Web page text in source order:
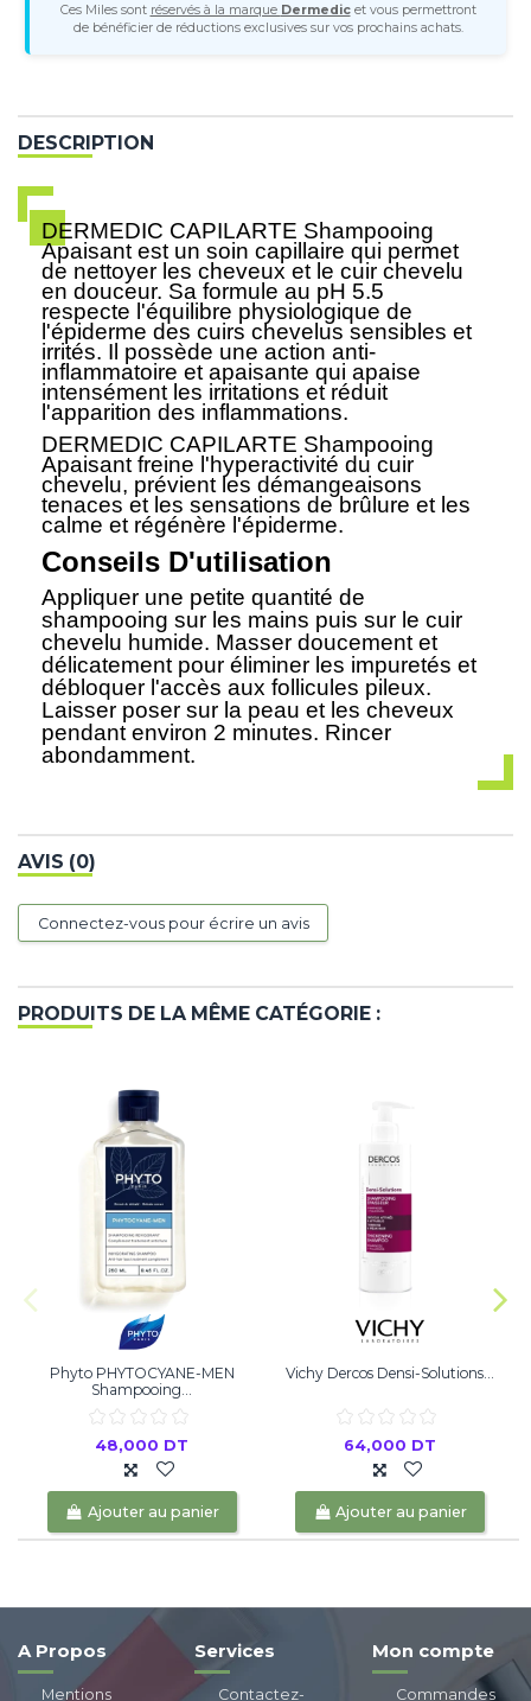
Ces Miles sont réservés à la marque Dermedicet vous permettront
de bénéficier de réductions exclusives sur vos prochains achats.
DESCRIPTION
DERMEDIC CAPILARTE Shampooing
Apaisant est un soin capillaire qui permet
de nettoyer les cheveux et le cuir chevelu
en douceur. Sa formule au pH 5.5
respecte l'équilibre physiologique de
l'épiderme des cuirs chevelus sensibles et
irrités. Il possède une action anti-
inflammatoire et apaisante qui apaise
intensément les irritations et réduit
l'apparition des inflammations.
DERMEDIC CAPILARTE Shampooing
Apaisant freine l'hyperactivité du cuir
chevelu, prévient les démangeaisons
tenaces et les sensations de brûlure et les
calme et régénère l'épiderme.
Conseils D'utilisation
Appliquer une petite quantité de
shampooing sur les mains puis sur le cuir
chevelu humide. Masser doucement et
délicatement pour éliminer les impuretés et
débloquer l'accès aux follicules pileux.
Laisser poser sur la peau et les cheveux
pendant environ 2 minutes. Rincer
abondamment.
AVIS (0)
Connectez-vous pour écrire un avis
PRODUITS DE LA MÊME CATÉGORIE :
Phyto PHYTOCYANE-MEN
Shampooing...
48,000 DT
Ajouter au panier
Vichy Dercos Densi-Solutions...
64,000 DT
Ajouter au panier
A Propos
Mentions
Services
Contactez-
Mon compte
Commandes